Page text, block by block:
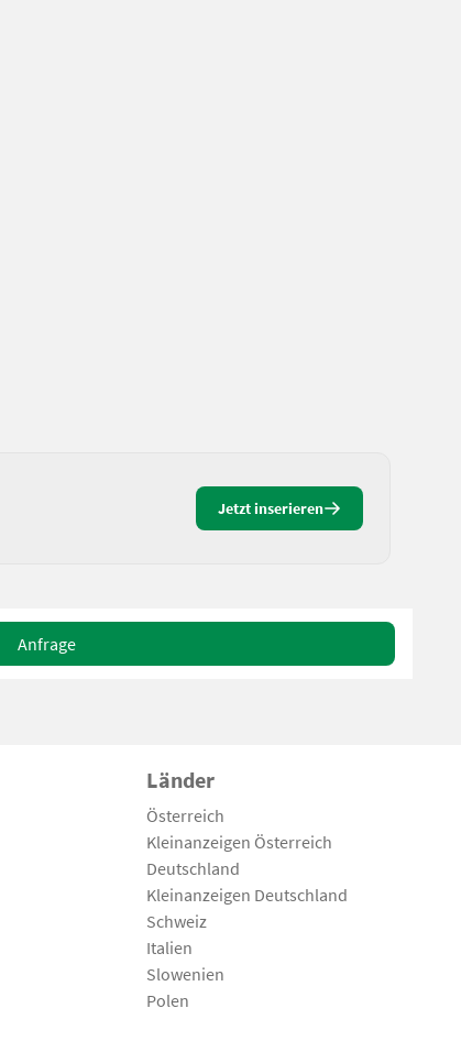
Jetzt inserieren
Anfrage
Länder
Österreich
Kleinanzeigen Österreich
Deutschland
Kleinanzeigen Deutschland
Schweiz
Italien
Slowenien
Polen